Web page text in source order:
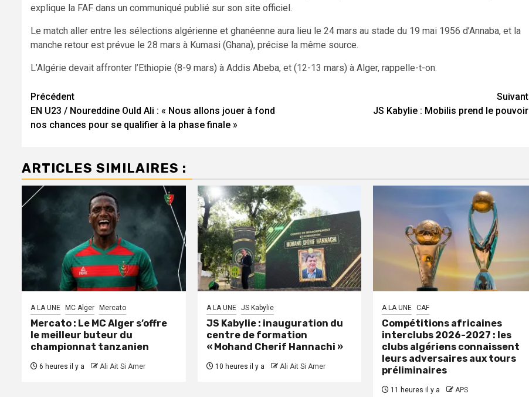
explique la FAF dans un communiqué publié sur son site officiel.
Le match aller entre les sélections algérienne et ghanéenne aura lieu le 24 mars au stade du 19 mai 1956 d’Annaba, et la
manche retour est prévue le 28 mars à Kumasi (Ghana), précise la même source.
L’Algérie devait affronter l’Ethiopie (8-9 mars) à Addis Abeba, et (12-13 mars) à Alger, rappelle-t-on.
Navigation
d’article
Précédent
EN U23 / Noureddine Ould Ali : « Nous allons jouer à fond
nos chances pour se qualifier à la phase finale »
Suivant
JS Kabylie : Mobilis prend le pouvoir
ARTICLES SIMILAIRES :
A LA UNE MC Alger Mercato
Mercato : Le MC Alger s’offre
le meilleur buteur du
championnat tanzanien
6 heures il y a Ali Ait Si Amer
A LA UNE JS Kabylie
JS Kabylie : inauguration du
centre de formation
« Mohand Cherif Hannachi »
10 heures il y a Ali Ait Si Amer
A LA UNE CAF
Compétitions africaines
interclubs 2026-2027 : les
clubs algériens connaissent
leurs adversaires aux tours
préliminaires
11 heures il y a APS